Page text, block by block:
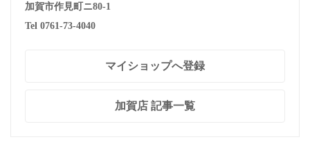
加賀市作見町ニ80-1
Tel 0761-73-4040
マイショップへ登録
加賀店 記事一覧